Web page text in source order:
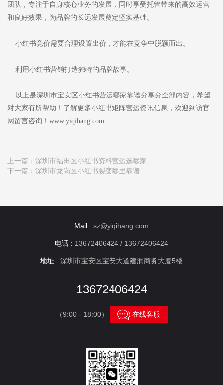
团队，专注于自身核心业务的发展，同时享受托管带来的高效运营
和良好效果，为品牌的长远发展奠定坚实基础。
小红书竞价需要合理设置出价，才能在竞争中脱颖而出。
利用小红书营销打造独特的品牌故事。
以上是深圳市宝安区小红书营运哪家靠谱分享分全部内容，希望
对大家有所帮助！了解更多小红书矩阵营运资讯信息，欢迎到访官
网留言咨询！www.yiqihang.com
上一篇： 深圳市福田区小红书资料营运选哪家
下一篇： 深圳市龙岗区小红书裂变哪里靠谱
Mail : sz@yiqihang.com
电话 : 13672406424 / 13672406424
地址 : 深圳市宝安区宝安大道建润商务大厦5楼
13672406424
（9:00 - 18:00） 在线客服